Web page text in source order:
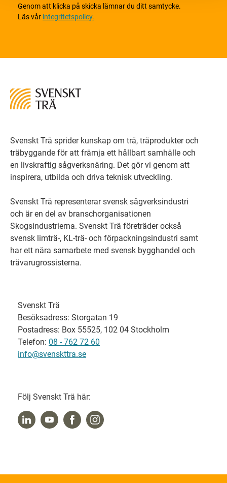
Genom att klicka på skicka lämnar du ditt samtycke.
Läs vår integritetspolicy.
Svenskt Trä sprider kunskap om trä, träprodukter och
träbyggande för att främja ett hållbart samhälle och
en livskraftig sågverksnäring. Det gör vi genom att
inspirera, utbilda och driva teknisk utveckling.
Svenskt Trä representerar svensk sågverksindustri
och är en del av branschorganisationen
Skogsindustrierna. Svenskt Trä företräder också
svensk limträ-, KL-trä- och förpackningsindustri samt
har ett nära samarbete med svensk bygghandel och
trävarugrossisterna.
Svenskt Trä
Besöksadress: Storgatan 19
Postadress: Box 55525, 102 04 Stockholm
Telefon: 08 - 762 72 60
info@svenskttra.se
Följ Svenskt Trä här: